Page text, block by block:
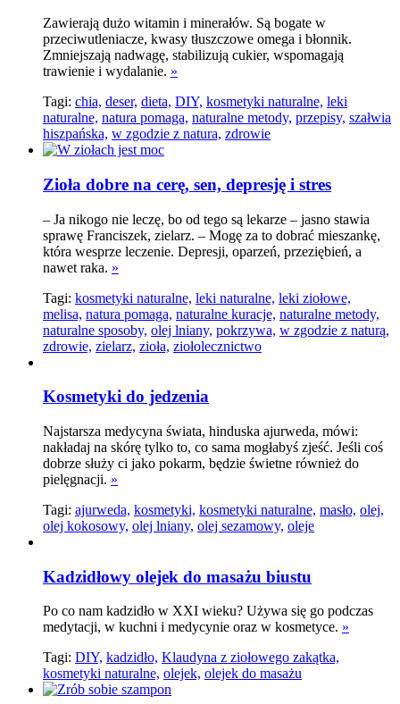
Zawierają dużo witamin i minerałów. Są bogate w
przeciwutleniacze, kwasy tłuszczowe omega i błonnik.
Zmniejszają nadwagę, stabilizują cukier, wspomagają
trawienie i wydalanie. »
Tagi: chia, deser, dieta, DIY, kosmetyki naturalne, leki
naturalne, natura pomaga, naturalne metody, przepisy, szałwia
hiszpańska, w zgodzie z natura, zdrowie
Zioła dobre na cerę, sen, depresję i stres
– Ja nikogo nie leczę, bo od tego są lekarze – jasno stawia
sprawę Franciszek, zielarz. – Mogę za to dobrać mieszankę,
która wesprze leczenie. Depresji, oparzeń, przeziębień, a
nawet raka. »
Tagi: kosmetyki naturalne, leki naturalne, leki ziołowe,
melisa, natura pomaga, naturalne kuracje, naturalne metody,
naturalne sposoby, olej lniany, pokrzywa, w zgodzie z naturą,
zdrowie, zielarz, zioła, ziołolecznictwo
Kosmetyki do jedzenia
Najstarsza medycyna świata, hinduska ajurweda, mówi:
nakładaj na skórę tylko to, co sama mogłabyś zjeść. Jeśli coś
dobrze służy ci jako pokarm, będzie świetne również do
pielęgnacji. »
Tagi: ajurweda, kosmetyki, kosmetyki naturalne, masło, olej,
olej kokosowy, olej lniany, olej sezamowy, oleje
Kadzidłowy olejek do masażu biustu
Po co nam kadzidło w XXI wieku? Używa się go podczas
medytacji, w kuchni i medycynie oraz w kosmetyce. »
Tagi: DIY, kadzidło, Klaudyna z ziołowego zakątka,
kosmetyki naturalne, olejek, olejek do masażu